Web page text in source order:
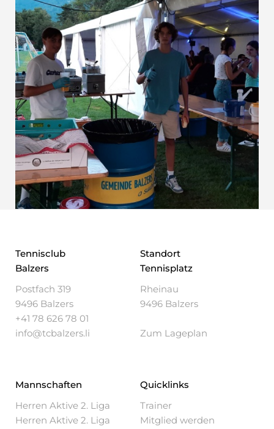
Tennisclub
Balzers
Postfach 319
9496 Balzers
+41 78 626 78 01
info@tcbalzers.li
Standort
Tennisplatz
Rheinau
9496 Balzers
Zum Lageplan
Mannschaften
Herren Aktive 2. Liga
Herren Aktive 2. Liga
Quicklinks
Trainer
Mitglied werden